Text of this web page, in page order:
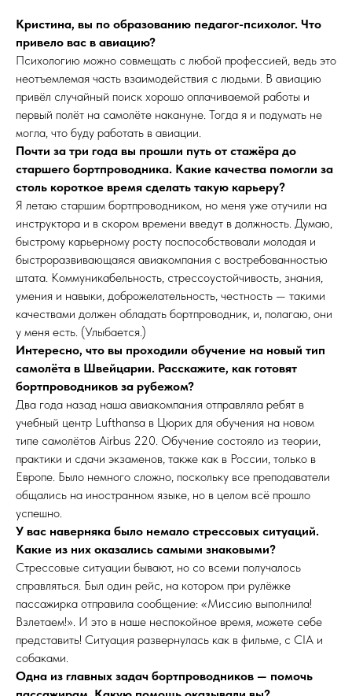
Кристина, вы по образованию педагог-психолог. Что
привело вас в авиацию?
Психологию можно совмещать с любой профессией, ведь это
неотъемлемая часть взаимодействия с людьми. В авиацию
привёл случайный поиск хорошо оплачиваемой работы и
первый полёт на самолёте накануне. Тогда я и подумать не
могла, что буду работать в авиации.
Почти за три года вы прошли путь от стажёра до
старшего бортпроводника. Какие качества помогли за
столь короткое время сделать такую карьеру?
Я летаю старшим бортпроводником, но меня уже отучили на
инструктора и в скором времени введут в должность. Думаю,
быстрому карьерному росту поспособствовали молодая и
быстроразвивающаяся авиакомпания с востребованностью
штата. Коммуникабельность, стрессоустойчивость, знания,
умения и навыки, доброжелательность, честность — такими
качествами должен обладать бортпроводник, и, полагаю, они
у меня есть. (Улыбается.)
Интересно, что вы проходили обучение на новый тип
самолёта в Швейцарии. Расскажите, как готовят
бортпроводников за рубежом?
Два года назад наша авиакомпания отправляла ребят в
учебный центр Lufthansa в Цюрих для обучения на новом
типе самолётов Airbus 220. Обучение состояло из теории,
практики и сдачи экзаменов, также как в России, только в
Европе. Было немного сложно, поскольку все преподаватели
общались на иностранном языке, но в целом всё прошло
успешно.
У вас наверняка было немало стрессовых ситуаций.
Какие из них оказались самыми знаковыми?
Стрессовые ситуации бывают, но со всеми получалось
справляться. Был один рейс, на котором при рулёжке
пассажирка отправила сообщение: «Миссию выполнила!
Взлетаем!». И это в наше неспокойное время, можете себе
представить! Ситуация развернулась как в фильме, с CIA и
собаками.
Одна из главных задач бортпроводников — помочь